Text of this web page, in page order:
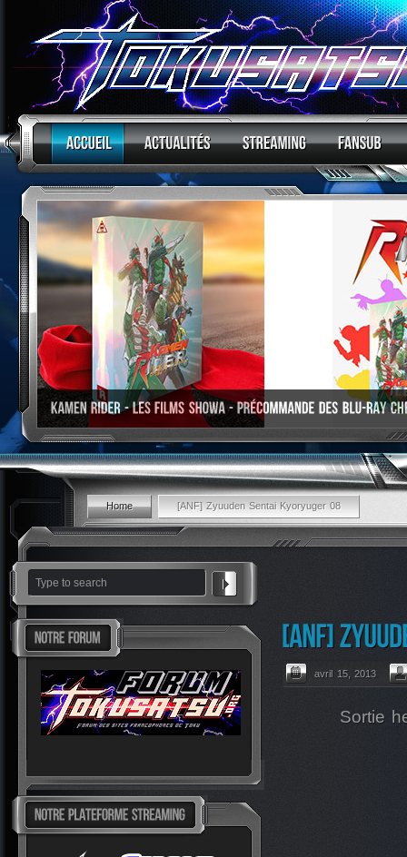
Home [ANF] Zyuuden Sentai Kyoryuger 08
avril 15, 2013
Sortie